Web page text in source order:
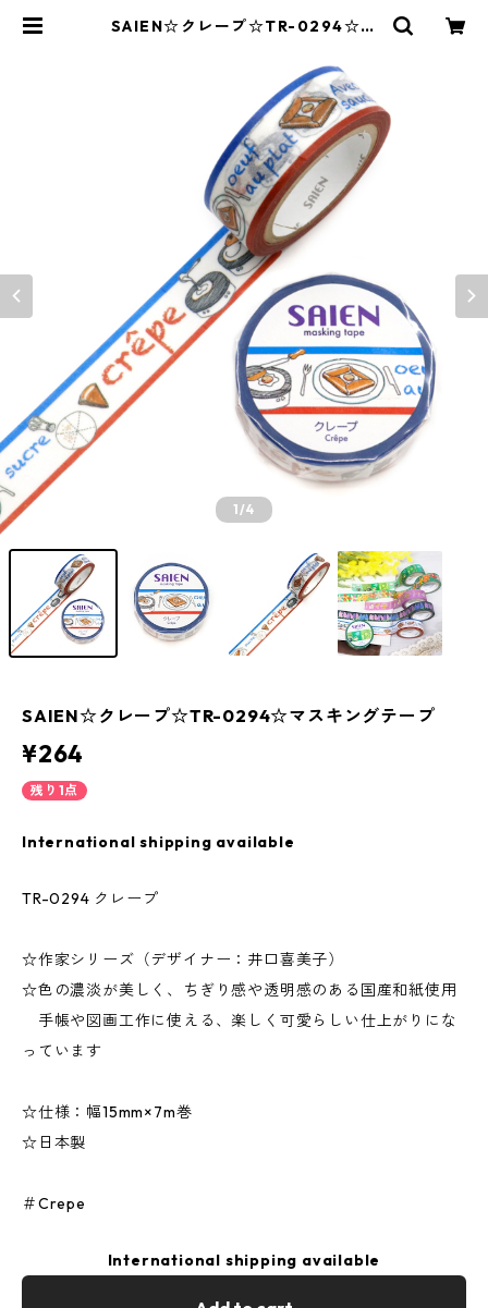
SAIEN☆クレープ☆TR-0294☆マ
1/4
SAIEN☆クレープ☆TR-0294☆マスキングテープ
¥264
残り1点
International shipping available
TR-0294 クレープ
☆作家シリーズ（デザイナー：井口喜美子）
☆色の濃淡が美しく、ちぎり感や透明感のある国産和紙使用
手帳や図画工作に使える、楽しく可愛らしい仕上がりにな
っています
☆仕様：幅15mm×7m巻
☆日本製
＃Crepe
International shipping available